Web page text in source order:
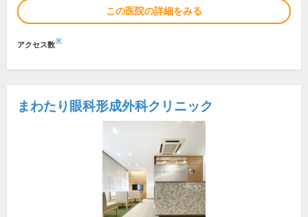
この医院の詳細をみる
アクセス数※
まわたり眼科形成外科クリニック